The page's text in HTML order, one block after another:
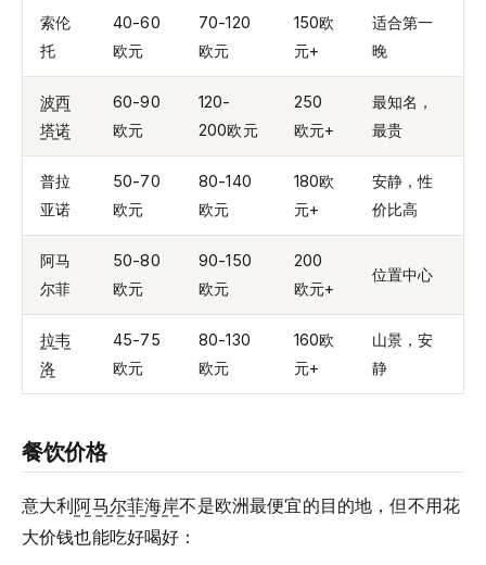
索伦
托
40-60
欧元
70-120
欧元
150欧
元+
适合第一
晚
波西
塔诺
60-90
欧元
120-
200欧元
250
欧元+
最知名，
最贵
普拉
亚诺
50-70
欧元
80-140
欧元
180欧
元+
安静，性
价比高
阿马
尔菲
50-80
欧元
90-150
欧元
200
欧元+
位置中心
拉韦
洛
45-75
欧元
80-130
欧元
160欧
元+
山景，安
静
餐饮价格
意大利阿马尔菲海岸不是欧洲最便宜的目的地，但不用花
大价钱也能吃好喝好：